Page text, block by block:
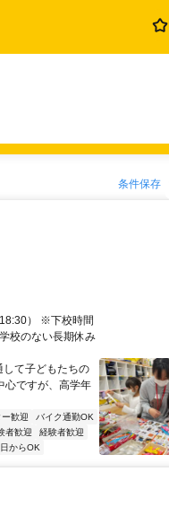
条件保存
） ※下校時間
校のない長期休み
て子どもたちの
心ですが、高学年
歓迎
バイク通勤OK
者歓迎
経験者歓迎
からOK